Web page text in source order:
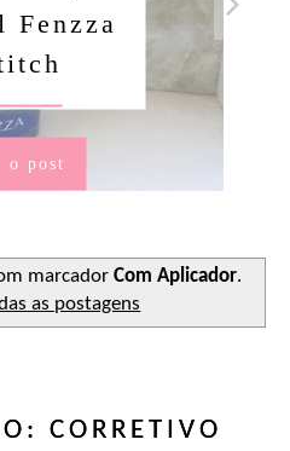
Fenzza
o post
marcador Com Aplicador.
as postagens
CORRETIVO